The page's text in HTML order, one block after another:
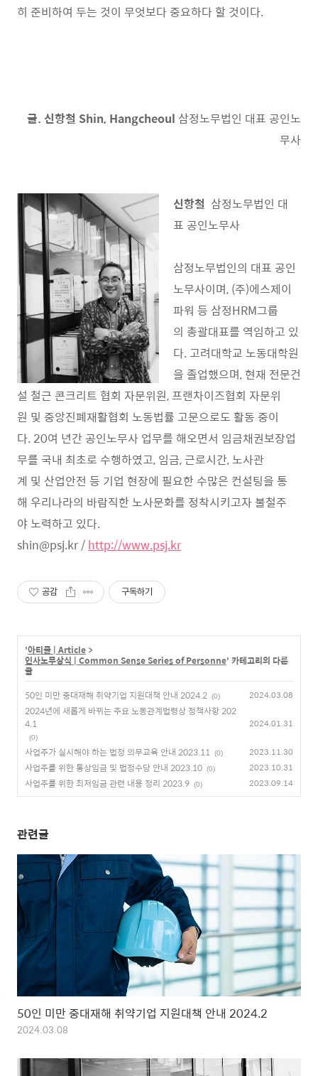
히 준비하여 두는 것이 무엇보다 중요하다 할 것이다.
글. 신항철 Shin, Hangcheoul 삼정노무법인 대표 공인노
무사
신항철 삼정노무법인 대
표 공인노무사
삼정노무법인의 대표 공인
노무사이며, (주)에스제이
파워 등 삼정HRM그룹
의 총괄대표를 역임하고 있
다. 고려대학교 노동대학원
을 졸업했으며, 현재 전문건
설 철근 콘크리트 협회 자문위원, 프랜차이즈협회 자문위
원 및 중앙진폐재활협회 노동법률 고문으로도 활동 중이
다. 20여 년간 공인노무사 업무를 해오면서 임금채권보장업
무를 국내 최초로 수행하였고, 임금, 근로시간, 노사관
계 및 산업안전 등 기업 현장에 필요한 수많은 컨설팅을 통
해 우리나라의 바람직한 노사문화를 정착시키고자 불철주
야 노력하고 있다.
shin@psj.kr / http://www.psj.kr
공감 구독하기
'아티클 | Article >
인사노무상식 | Common Sense Series of Personne' 카테고리의 다른
글
50인 미만 중대재해 취약기업 지원대책 안내 2024.2 (0) 2024.03.08
2024년에 새롭게 바뀌는 주요 노동관계법령상 정책사항 202
4.1
(0)
2024.01.31
사업주가 실시해야 하는 법정 의무교육 안내 2023.11 (0) 2023.11.30
사업주를 위한 통상임금 및 법정수당 안내 2023.10 (0) 2023.10.31
사업주를 위한 최저임금 관련 내용 정리 2023.9 (0) 2023.09.14
관련글
50인 미만 중대재해 취약기업 지원대책 안내 2024.2
2024.03.08